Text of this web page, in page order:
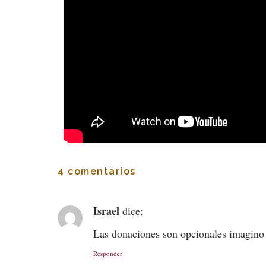
4 comentarios
Israel dice:
Las donaciones son opcionales imagino
Responder